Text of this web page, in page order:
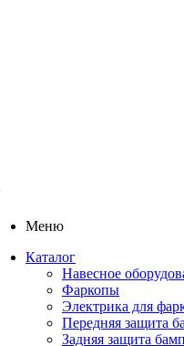
Меню
Каталог
Навесное
Фаркопы
Электрика для
Передняя защита
Задняя защита